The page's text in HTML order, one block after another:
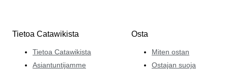
Tietoa Catawikista
Tietoa Catawikista
Asiantuntijamme
Osta
Miten ostan
Ostajan suoja